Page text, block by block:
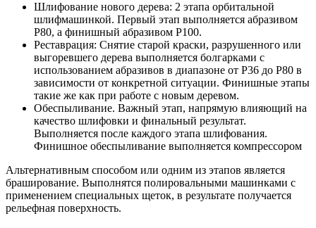
Шлифование нового дерева: 2 этапа орбитальной
шлифмашинкой. Первый этап выполняется абразивом
Р80, а финишный абразивом P100.
Реставрация: Снятие старой краски, разрушенного или
выгоревшего дерева выполняется болгарками с
использованием абразивов в диапазоне от P36 до P80 в
зависимости от конкретной ситуации. Финишные этапы
такие же как при работе с новым деревом.
Обеспыливание. Важный этап, напрямую влияющий на
качество шлифовки и финальный результат.
Выполняется после каждого этапа шлифования.
Финишное обеспыливание выполняется компрессором
Альтернативным способом или одним из этапов является
браширование. Выполнятся полировальными машинками с
применением специальных щеток, в результате получается
рельефная поверхность.